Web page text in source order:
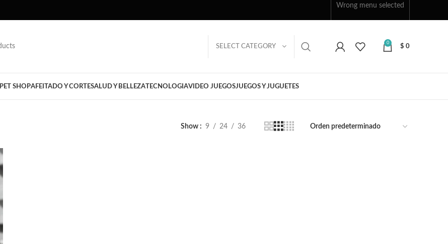
Wrong menu selected
SELECT CATEGORY
0
$ 0
PET SHOPAFEITADO Y CORTESALUD Y BELLEZATECNOLOGIAVIDEO JUEGOSJUEGOS Y JUGUETES
Show 9 24 36